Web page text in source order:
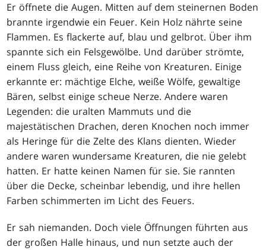
Er öffnete die Augen. Mitten auf dem steinernen Boden
brannte irgendwie ein Feuer. Kein Holz nährte seine
Flammen. Es flackerte auf, blau und gelbrot. Über ihm
spannte sich ein Felsgewölbe. Und darüber strömte,
einem Fluss gleich, eine Reihe von Kreaturen. Einige
erkannte er: mächtige Elche, weiße Wölfe, gewaltige
Bären, selbst einige scheue Nerze. Andere waren
Legenden: die uralten Mammuts und die
majestätischen Drachen, deren Knochen noch immer
als Heringe für die Zelte des Klans dienten. Wieder
andere waren wundersame Kreaturen, die nie gelebt
hatten. Er hatte keinen Namen für sie. Sie rannten
über die Decke, scheinbar lebendig, und ihre hellen
Farben schimmerten im Licht des Feuers.
Er sah niemanden. Doch viele Öffnungen führten aus
der großen Halle hinaus, und nun setzte auch der